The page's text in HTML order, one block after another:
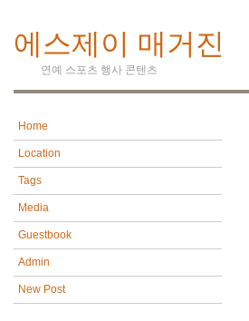
에스제이 매거진
연예 스포츠 행사 콘텐츠
Home
Location
Tags
Media
Guestbook
Admin
New Post